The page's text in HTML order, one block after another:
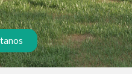
Esto te asegura avanzar con total